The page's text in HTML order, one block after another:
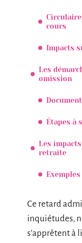
cours
Impacts
Les
omission
Étapes à
Les
retraite
Ce retard
inquiétudes,
s’apprêtent à